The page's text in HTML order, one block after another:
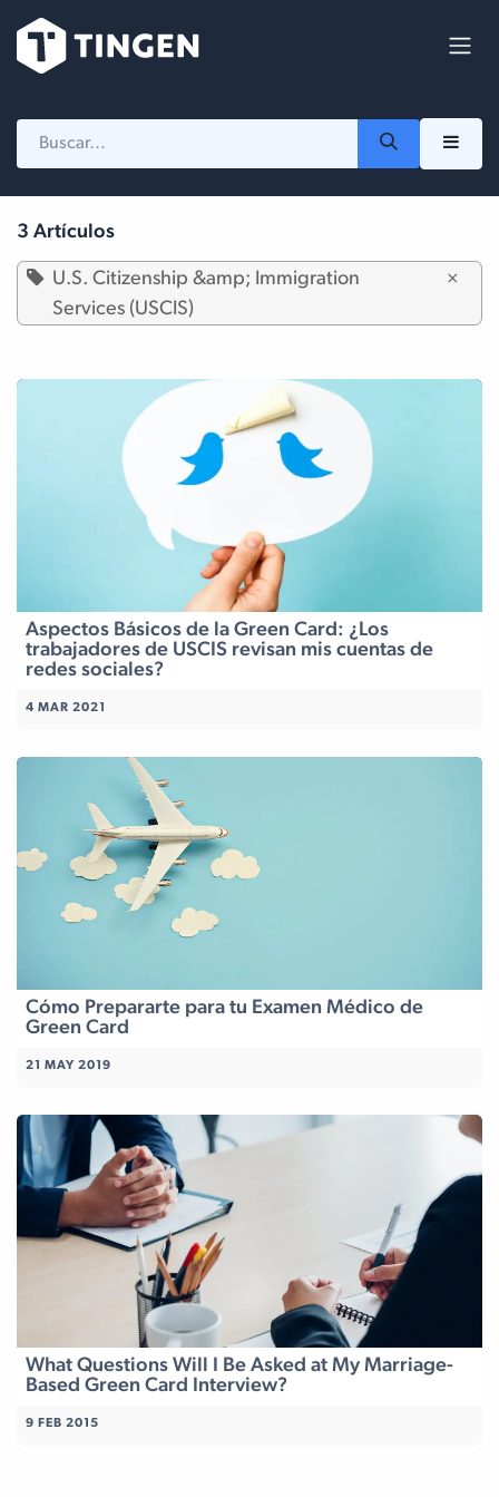
3 Artículos
U.S. Citizenship &amp; Immigration
Services (USCIS)
×
Aspectos Básicos de la Green Card: ¿Los
trabajadores de USCIS revisan mis cuentas de
redes sociales?
4 MAR 2021
Cómo Prepararte para tu Examen Médico de
Green Card
21 MAY 2019
What Questions Will I Be Asked at My Marriage-
Based Green Card Interview?
9 FEB 2015